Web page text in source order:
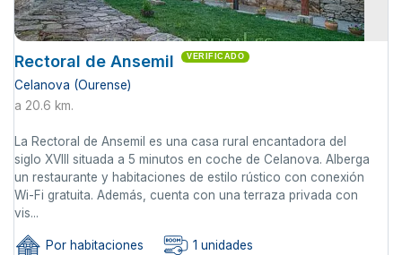
Rectoral de Ansemil VERIFICADO
Celanova (Ourense)
a 20.6 km.
La Rectoral de Ansemil es una casa rural encantadora del
siglo XVIII situada a 5 minutos en coche de Celanova. Alberga
un restaurante y habitaciones de estilo rústico con conexión
Wi-Fi gratuita. Además, cuenta con una terraza privada con
vis...
Por habitaciones 1 unidades